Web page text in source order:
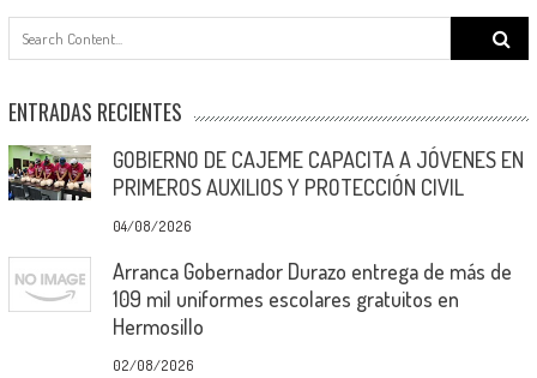
Search
for:
ENTRADAS RECIENTES
GOBIERNO DE CAJEME CAPACITA A JÓVENES EN
PRIMEROS AUXILIOS Y PROTECCIÓN CIVIL
04/08/2026
Arranca Gobernador Durazo entrega de más de
109 mil uniformes escolares gratuitos en
Hermosillo
02/08/2026